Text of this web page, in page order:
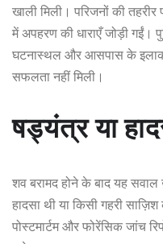
खाली मिली। परिजनों की
में अपहरण की धाराएँ जोड़ी
घटनास्थल और आसपास के
सफलता नहीं मिली।
षड्यंत्र या
शव बरामद होने के बाद यह
हादसा थी या किसी गहरी
पोस्टमार्टम और फोरेंसिक जांच